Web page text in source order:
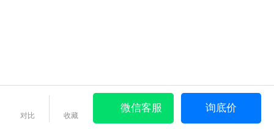
对比 收藏
微信客服 询底价